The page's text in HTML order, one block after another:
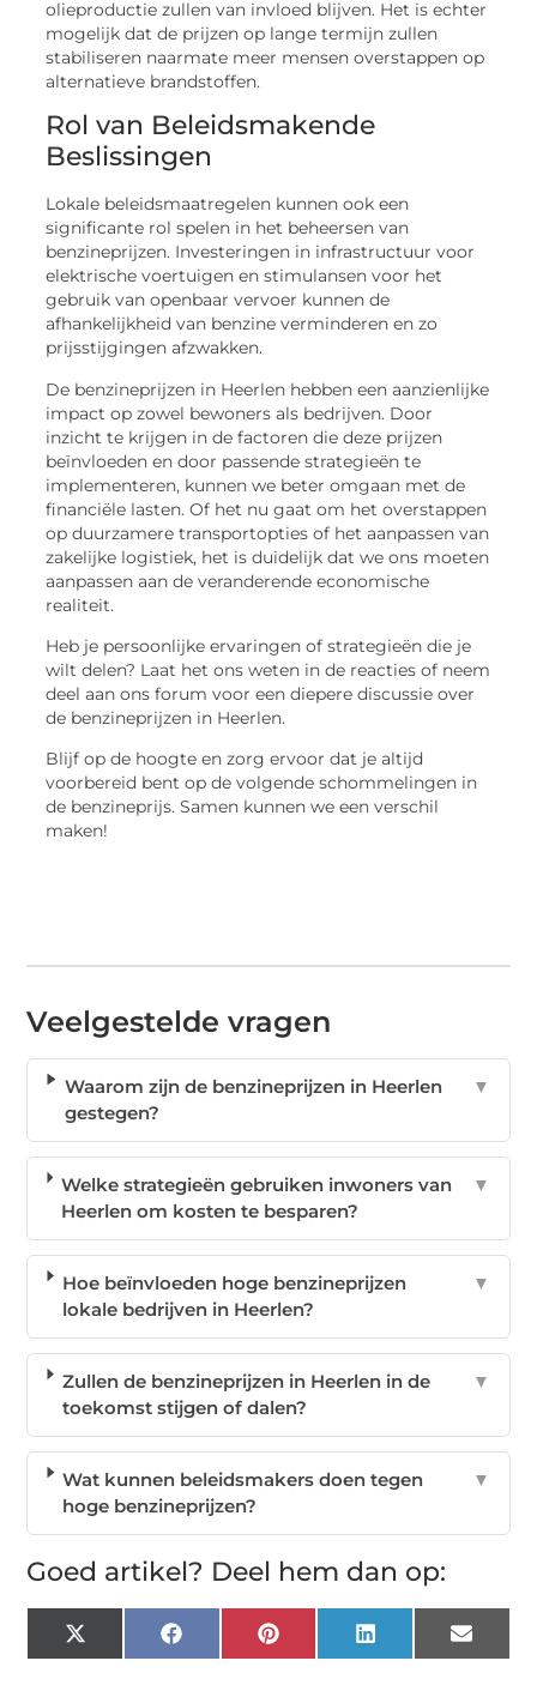
olieproductie zullen van invloed blijven. Het is echter
mogelijk dat de prijzen op lange termijn zullen
stabiliseren naarmate meer mensen overstappen op
alternatieve brandstoffen.
Rol van Beleidsmakende
Beslissingen
Lokale beleidsmaatregelen kunnen ook een
significante rol spelen in het beheersen van
benzineprijzen. Investeringen in infrastructuur voor
elektrische voertuigen en stimulansen voor het
gebruik van openbaar vervoer kunnen de
afhankelijkheid van benzine verminderen en zo
prijsstijgingen afzwakken.
De benzineprijzen in Heerlen hebben een aanzienlijke
impact op zowel bewoners als bedrijven. Door
inzicht te krijgen in de factoren die deze prijzen
beïnvloeden en door passende strategieën te
implementeren, kunnen we beter omgaan met de
financiële lasten. Of het nu gaat om het overstappen
op duurzamere transportopties of het aanpassen van
zakelijke logistiek, het is duidelijk dat we ons moeten
aanpassen aan de veranderende economische
realiteit.
Heb je persoonlijke ervaringen of strategieën die je
wilt delen? Laat het ons weten in de reacties of neem
deel aan ons forum voor een diepere discussie over
de benzineprijzen in Heerlen.
Blijf op de hoogte en zorg ervoor dat je altijd
voorbereid bent op de volgende schommelingen in
de benzineprijs. Samen kunnen we een verschil
maken!
Veelgestelde vragen
Waarom zijn de benzineprijzen in Heerlen
gestegen?
▼
Welke strategieën gebruiken inwoners van
Heerlen om kosten te besparen?
▼
Hoe beïnvloeden hoge benzineprijzen
lokale bedrijven in Heerlen?
▼
Zullen de benzineprijzen in Heerlen in de
toekomst stijgen of dalen?
▼
Wat kunnen beleidsmakers doen tegen
hoge benzineprijzen?
▼
Goed artikel? Deel hem dan op:
X
(Twitter)
FacebookPinterest LinkedIn Email